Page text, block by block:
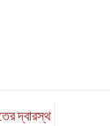
দ্বারস্থ